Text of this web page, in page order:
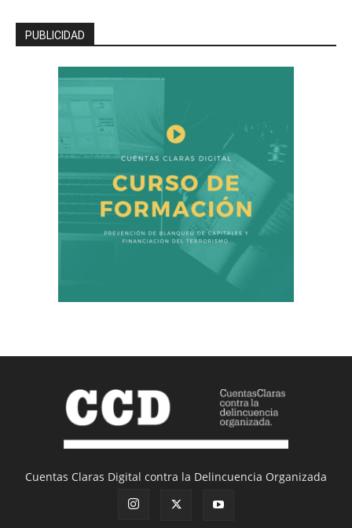
PUBLICIDAD
Cuentas Claras Digital contra la Delincuencia Organizada